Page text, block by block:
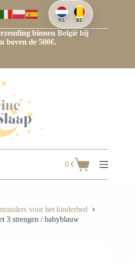
NL BE
binnen België bij
boven de 500€.
0€
voor het kinderbed
3 strengen / babyblauw